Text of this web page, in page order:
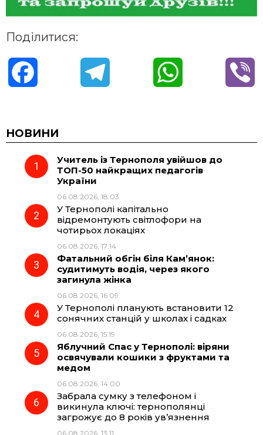
Поділитися:
c
e
o
k
e
r
a
m
t
A
НОВИНИ
Учитель із Тернополя увійшов до
ТОП-50 найкращих педагогів
України
06.08.2026, 18:03
У Тернополі капітально
відремонтують світлофори на
чотирьох локаціях
06.08.2026, 17:14
Фатальний обгін біля Кам’янок:
судитимуть водія, через якого
загинула жінка
06.08.2026, 16:09
У Тернополі планують встановити 12
сонячних станцій у школах і садках
06.08.2026, 15:19
Яблучний Спас у Тернополі: віряни
освячували кошики з фруктами та
медом
06.08.2026, 14:00
Забрала сумку з телефоном і
викинула ключі: тернополянці
загрожує до 8 років ув’язнення
06.08.2026, 13:11